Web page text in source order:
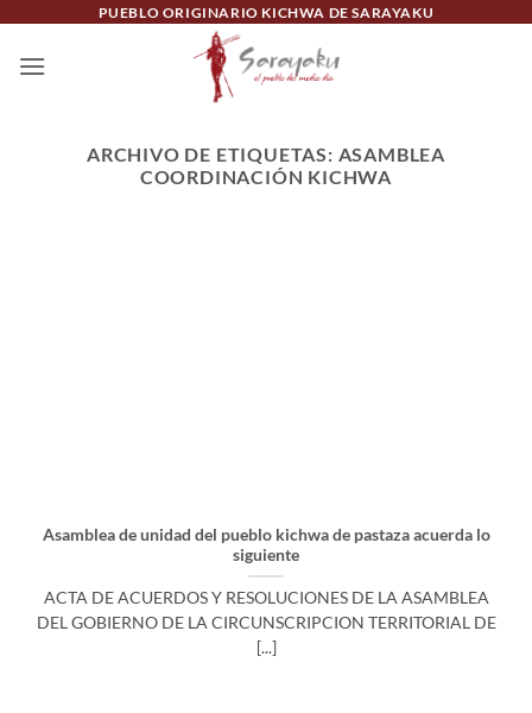
contenido
PUEBLO ORIGINARIO KICHWA DE SARAYAKU
ARCHIVO DE ETIQUETAS: ASAMBLEA
COORDINACIÓN KICHWA
Asamblea de unidad del pueblo kichwa de pastaza acuerda lo
siguiente
ACTA DE ACUERDOS Y RESOLUCIONES DE LA ASAMBLEA
DEL GOBIERNO DE LA CIRCUNSCRIPCION TERRITORIAL DE
[...]